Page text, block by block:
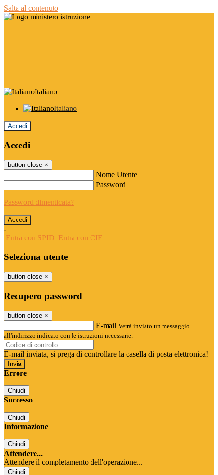
Salta al contenuto
Italiano
Italiano
Accedi
Accedi
button close ×
Nome Utente
Password
Password dimenticata?
-
Entra con SPID Entra con CIE
Seleziona utente
button close ×
Recupero password
button close ×
E-mail Verrà inviato un messaggio
all'indirizzo indicato con le istruzioni necessarie.
E-mail inviata, si prega di controllare la casella di posta elettronica!
Errore
Chiudi
Successo
Chiudi
Informazione
Chiudi
Attendere...
Attendere il completamento dell'operazione...
Chiudi